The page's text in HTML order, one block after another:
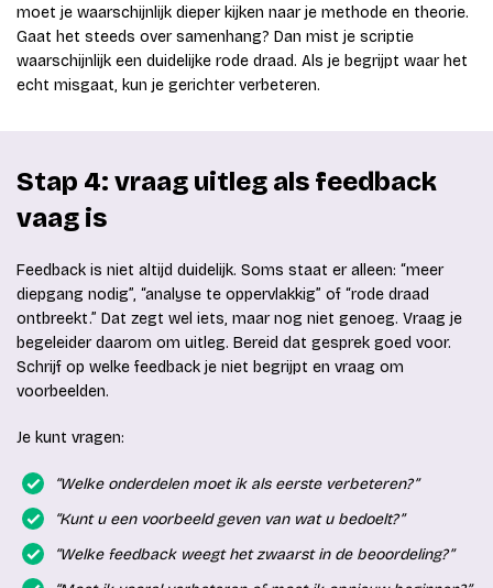
moet je waarschijnlijk dieper kijken naar je methode en theorie.
Gaat het steeds over samenhang? Dan mist je scriptie
waarschijnlijk een duidelijke rode draad. Als je begrijpt waar het
echt misgaat, kun je gerichter verbeteren.
Stap 4: vraag uitleg als feedback
vaag is
Feedback is niet altijd duidelijk. Soms staat er alleen: “meer
diepgang nodig”, “analyse te oppervlakkig” of “rode draad
ontbreekt.” Dat zegt wel iets, maar nog niet genoeg. Vraag je
begeleider daarom om uitleg. Bereid dat gesprek goed voor.
Schrijf op welke feedback je niet begrijpt en vraag om
voorbeelden.
Je kunt vragen:
“Welke onderdelen moet ik als eerste verbeteren?”
“Kunt u een voorbeeld geven van wat u bedoelt?”
“Welke feedback weegt het zwaarst in de beoordeling?”